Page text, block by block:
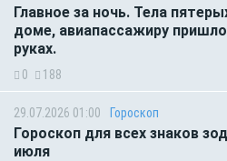
Главное за ночь. Тела
доме, авиапассажиру
руках.
0 188
29.07.2026 01:00 Гороскоп
Гороскоп для всех знаков
июля